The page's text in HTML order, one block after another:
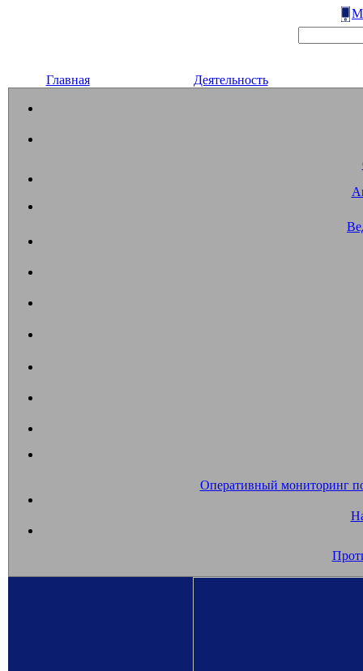
Главная Деятельность
Оперативный мониторинг